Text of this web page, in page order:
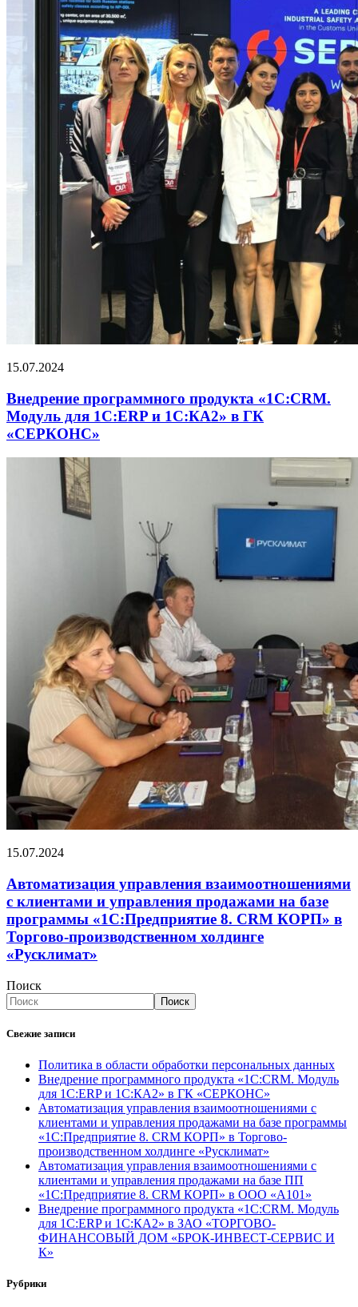
15.07.2024
Внедрение программного продукта «1С:CRM.
Модуль для 1С:ERP и 1С:КА2» в ГК
«СЕРКОНС»
15.07.2024
Автоматизация управления взаимоотношениями
с клиентами и управления продажами на базе
программы «1С:Предприятие 8. CRM КОРП» в
Торгово-производственном холдинге
«Русклимат»
Поиск
Поиск
Свежие записи
Политика в области обработки персональных данных
Внедрение программного продукта «1С:CRM. Модуль
для 1С:ERP и 1С:КА2» в ГК «СЕРКОНС»
Автоматизация управления взаимоотношениями с
клиентами и управления продажами на базе программы
«1С:Предприятие 8. CRM КОРП» в Торгово-
производственном холдинге «Русклимат»
Автоматизация управления взаимоотношениями с
клиентами и управления продажами на базе ПП
«1С:Предприятие 8. CRM КОРП» в ООО «А101»
Внедрение программного продукта «1С:CRM. Модуль
для 1С:ERP и 1С:КА2» в ЗАО «ТОРГОВО-
ФИНАНСОВЫЙ ДОМ «БРОК-ИНВЕСТ-СЕРВИС И
К»
Рубрики